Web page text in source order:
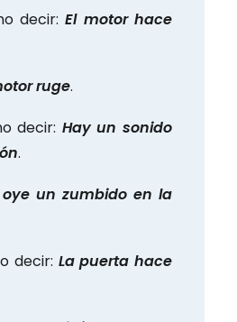
decir:El motor hace
ruge.
decir: Hay un sonido
.
oye un zumbido en la
decir: La puerta hace